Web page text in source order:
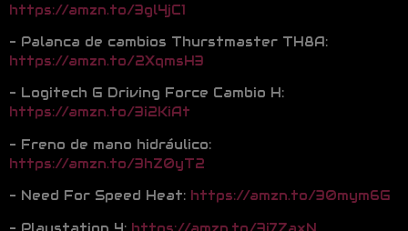
https://amzn.to/3gl4jC1
– Palanca de cambios Thurstmaster TH8A:
https://amzn.to/2XqmsH3
– Logitech G Driving Force Cambio H:
https://amzn.to/3i2KiAt
– Freno de mano hidráulico:
https://amzn.to/3hZ0yT2
– Need For Speed Heat: https://amzn.to/30mym6G